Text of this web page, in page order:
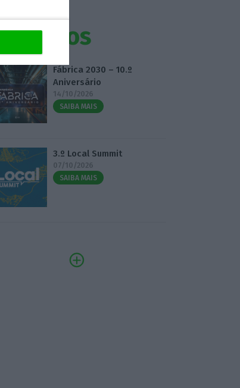
Eventos
Fábrica 2030 – 10.º
Aniversário
14/10/2026
SAIBA MAIS
3.º Local Summit
07/10/2026
SAIBA MAIS